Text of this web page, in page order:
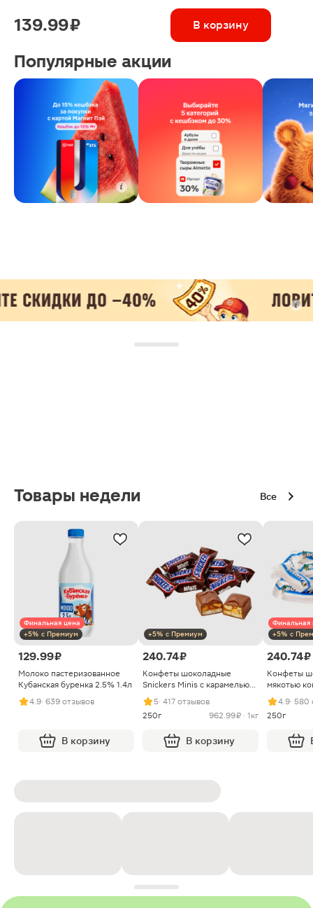
139.99 ₽ В корзину
Популярные акции
Товары недели Все
Финальная цена
+5% с Премиум
129.99 ₽
Молоко пастеризованное
Кубанская буренка 2.5% 1.4л
4.9· 639 отзывов
В корзину
+5% с Премиум
240.74 ₽
Конфеты шоколадные
Snickers Minis с карамелью
арахисом и нугой
5· 417 отзывов
250г
962.99 ₽ · 1кг
В корзину
Финальная
+5% с
240.74 ₽
Конфеты
мякотью
4.9· 580
250г